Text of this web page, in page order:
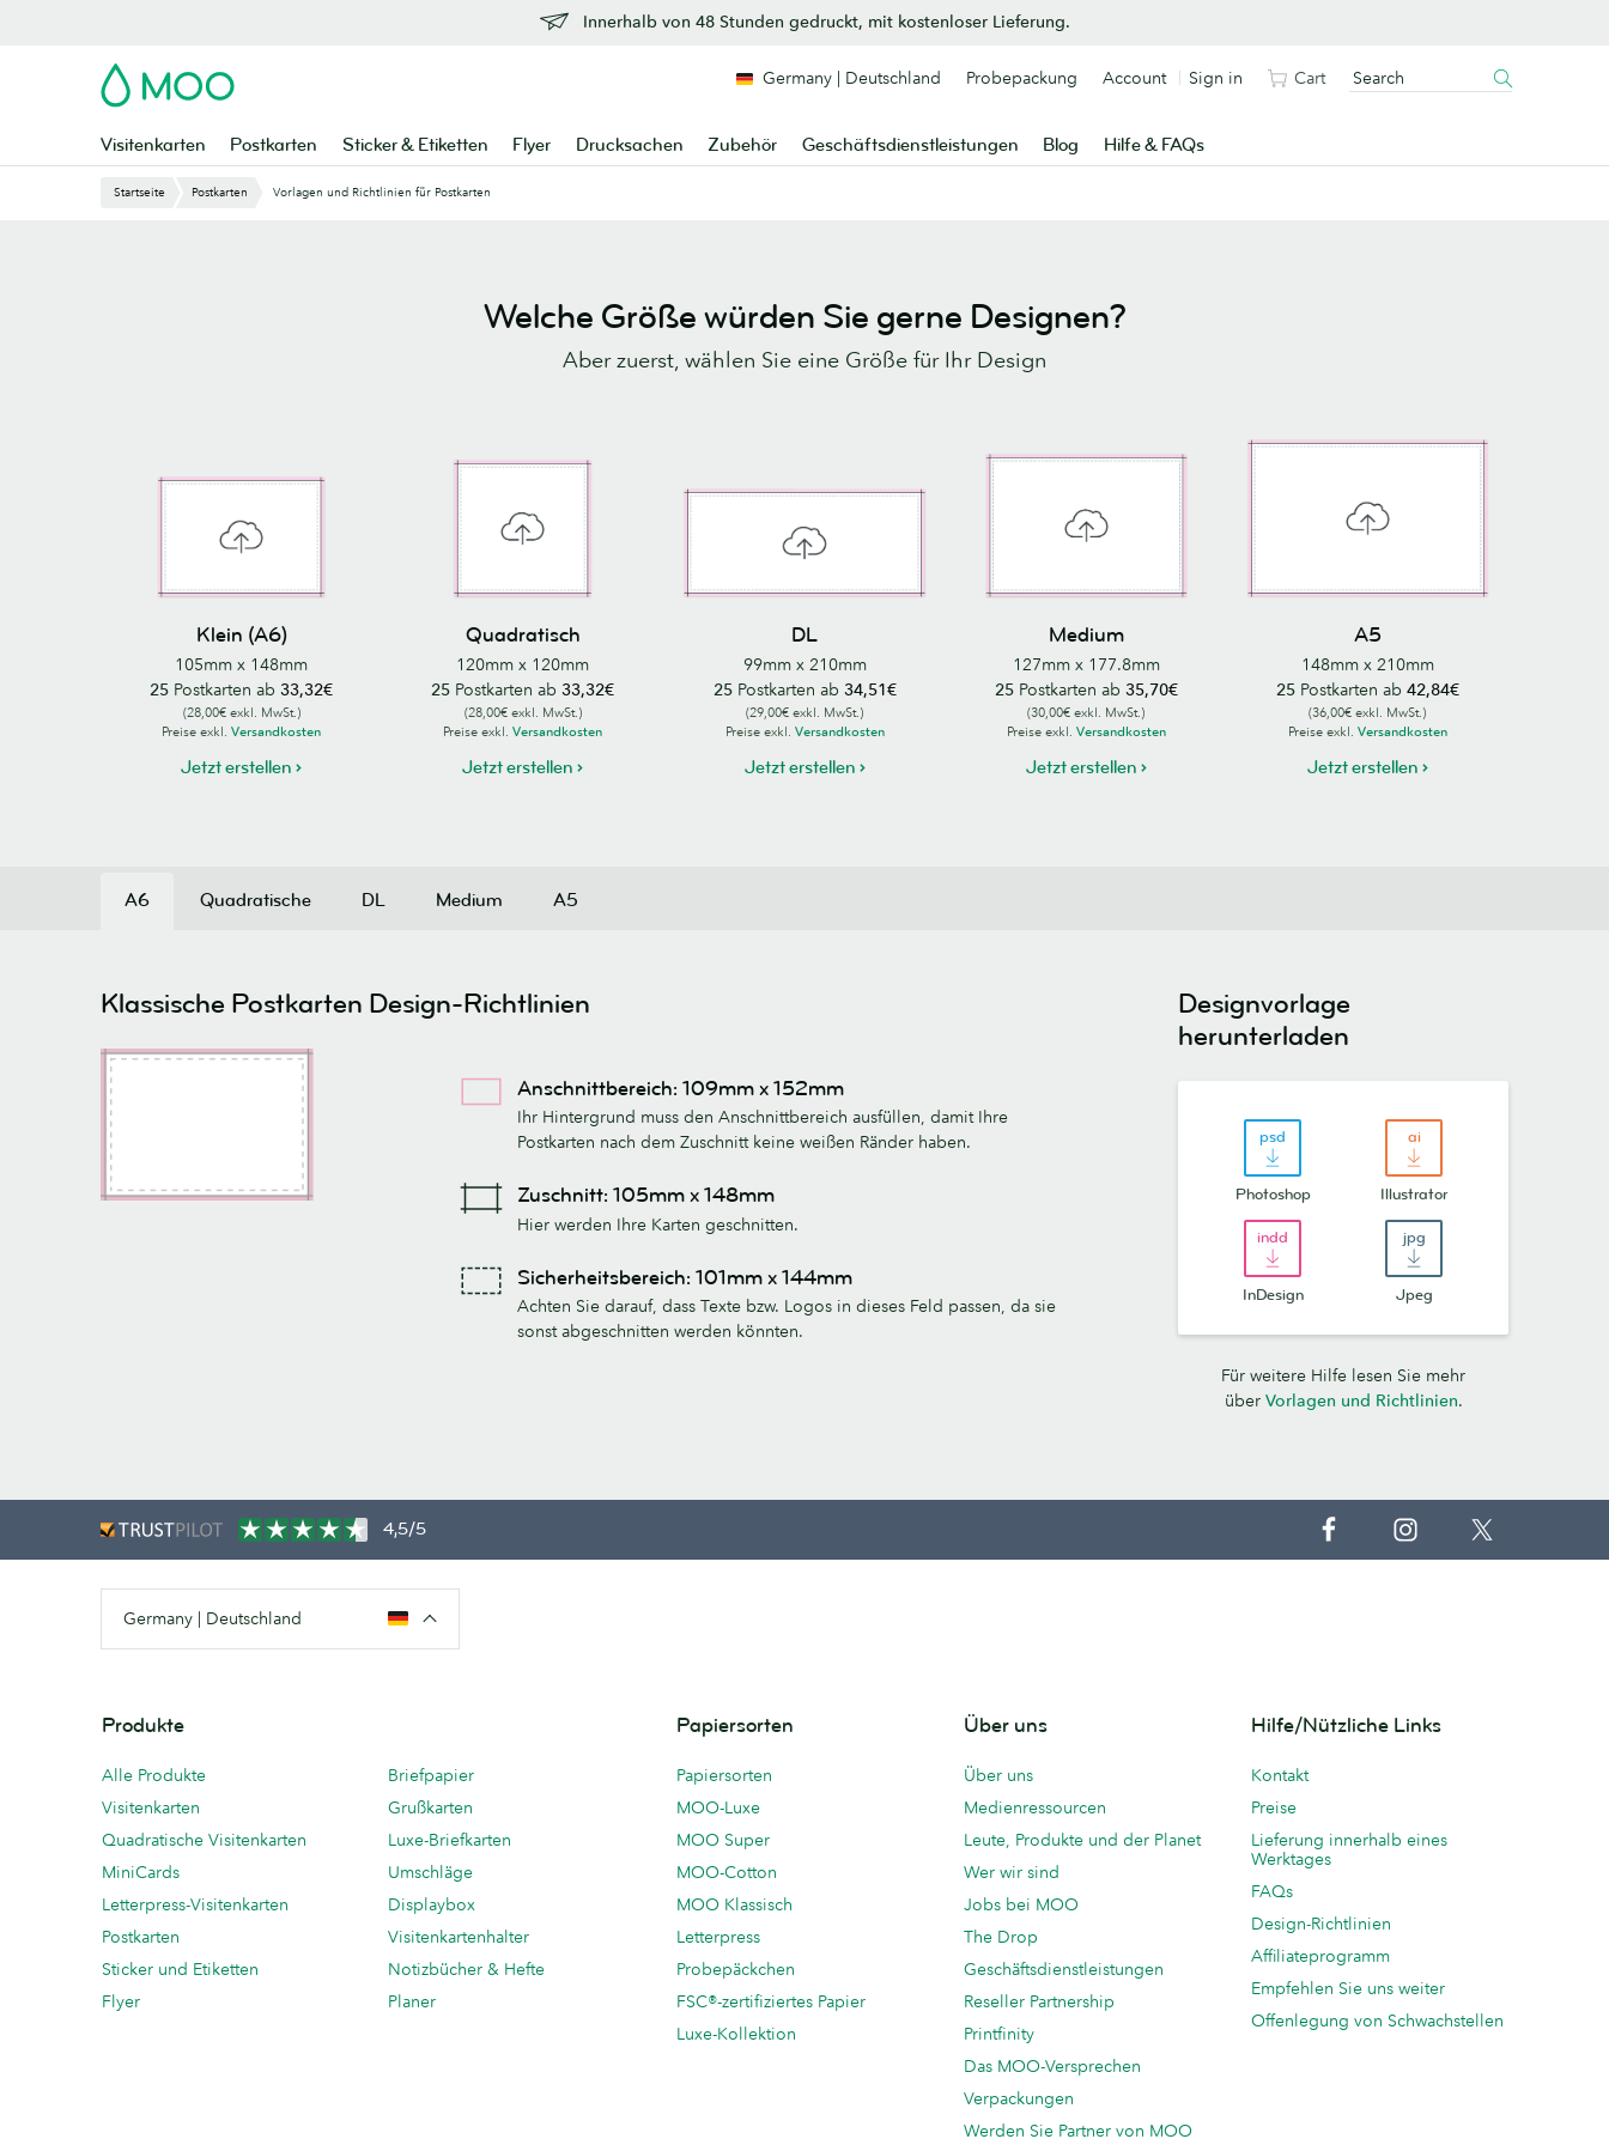
Innerhalb von 48 Stunden gedruckt, mit kostenloser Lieferung.
MOO
Visitenkarten Postkarten Sticker & Etiketten Flyer Drucksachen Zubehör Geschäftsdienstleistungen Blog Hilfe & FAQs
Germany | Deutschland Probepackung Account Sign in Cart
Startseite Postkarten Vorlagen und Richtlinien für Postkarten
Welche Größe würden Sie gerne Designen?
Aber zuerst, wählen Sie eine Größe für Ihr Design
Klein (A6)
105mm x 148mm
25 Postkarten ab33,32€
(28,00€ exkl. MwSt.)
Preise exkl.Versandkosten
Jetzt erstellen
Quadratisch
120mm x 120mm
25 Postkarten ab33,32€
(28,00€ exkl. MwSt.)
Preise exkl.Versandkosten
Jetzt erstellen
DL
99mm x 210mm
25Postkarten ab 34,51€
(29,00€ exkl. MwSt.)
Preise exkl. Versandkosten
Jetzt erstellen
Medium
127mm x 177.8mm
25Postkarten ab 35,70€
(30,00€ exkl. MwSt.)
Preise exkl. Versandkosten
Jetzt erstellen
A5
148mm x 210mm
25Postkarten ab 42,84€
(36,00€ exkl. MwSt.)
Preise exkl. Versandkosten
Jetzt erstellen
A6
Klassische Postkarten Design-Richtlinien
Anschnittbereich: 109mm x 152mm
Ihr Hintergrund muss den Anschnittbereich ausfüllen, damit Ihre
Postkarten nach dem Zuschnitt keine weißen Ränder haben.
Zuschnitt: 105mm x 148mm
Hier werden Ihre Karten geschnitten.
Sicherheitsbereich: 101mm x 144mm
Achten Sie darauf, dass Texte bzw. Logos in dieses Feld passen, da sie
sonst abgeschnitten werden könnten.
Designvorlage
herunterladen
Photoshop Illustrator
InDesign Jpeg
Für weitere Hilfe lesen Sie mehr
über Vorlagen und Richtlinien.
Quadratische DL Medium A5
4,5/5
Germany | Deutschland
Produkte
Alle Produkte
Visitenkarten
Quadratische Visitenkarten
MiniCards
Letterpress-Visitenkarten
Postkarten
Sticker und Etiketten
Flyer
Briefpapier
Grußkarten
Luxe-Briefkarten
Umschläge
Displaybox
Visitenkartenhalter
Notizbücher & Hefte
Planer
Papiersorten
Papiersorten
MOO-Luxe
MOO Super
MOO-Cotton
MOO Klassisch
Letterpress
Probepäckchen
FSC®-zertifiziertes Papier
Luxe-Kollektion
Über uns
Über uns
Medienressourcen
Leute, Produkte und der Planet
Wer wir sind
Jobs bei MOO
The Drop
Geschäftsdienstleistungen
Reseller Partnership
Printfinity
Das MOO-Versprechen
Verpackungen
Werden Sie Partner von MOO
Hilfe/Nützliche Links
Kontakt
Preise
Lieferung innerhalb eines
Werktages
FAQs
Design-Richtlinien
Affiliateprogramm
Empfehlen Sie uns weiter
Offenlegung von Schwachstellen